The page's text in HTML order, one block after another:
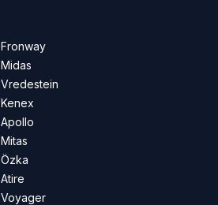
Fronway
Midas
Vredestein
Kenex
Apollo
Mitas
Özka
Atire
Voyager